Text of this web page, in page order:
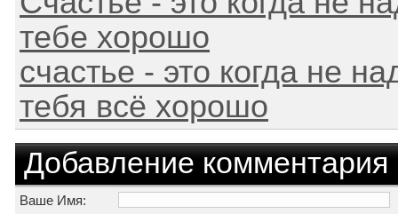
тебе хорошо
счастье - это когда не
тебя всё хорошо
Добавление комментария
Ваше Имя: